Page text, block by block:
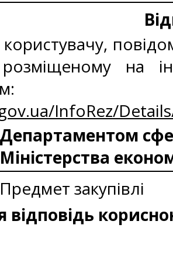
на
InfoRez/
Департаментом
Міністерства
Предмет закупівлі
відповідь